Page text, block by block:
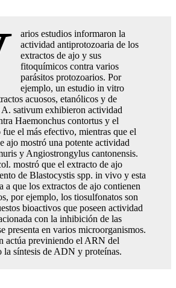
arios estudios informaron la
actividad antiprotozoaria de los
extractos de ajo y sus
fitoquímicos contra varios
parásitos protozoarios. Por
ejemplo, un estudio in vitro
acuosos, etanólicos y de
sativum exhibieron actividad
Haemonchus contortus y el
el más efectivo, mientras que el
ajo mostró una potente actividad
y Angiostrongylus cantonensis.
mostró que el extracto de ajo
de Blastocystis spp. in vivo y esta
a que los extractos de ajo contienen
por ejemplo, los tiosulfonatos son
bioactivos que poseen actividad
con la inhibición de las
presenta en varios microorganismos.
actúa previniendo el ARN del
la síntesis de ADN y proteínas.